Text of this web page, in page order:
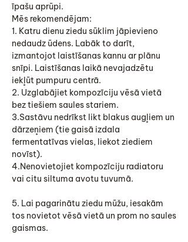
īpašu aprūpi.
Mēs rekomendējam:
1. Katru dienu ziedu sūklim jāpievieno
nedaudz ūdens. Labāk to darīt,
izmantojot laistīšanas kannu ar plānu
snīpi. Laistīšanas laikā nevajadzētu
iekļūt pumpuru centrā.
2. Uzglabājiet kompozīciju vēsā vietā
bez tiešiem saules stariem.
3.Sastāvu nedrīkst likt blakus augļiem un
dārzeņiem (tie gaisā izdala
fermentatīvas vielas, liekot ziediem
novīst).
4.Nenovietojiet kompozīciju radiatoru
vai citu siltuma avotu tuvumā.
5. Lai pagarinātu ziedu mūžu, iesakām
tos novietot vēsā vietā un prom no saules
gaismas.